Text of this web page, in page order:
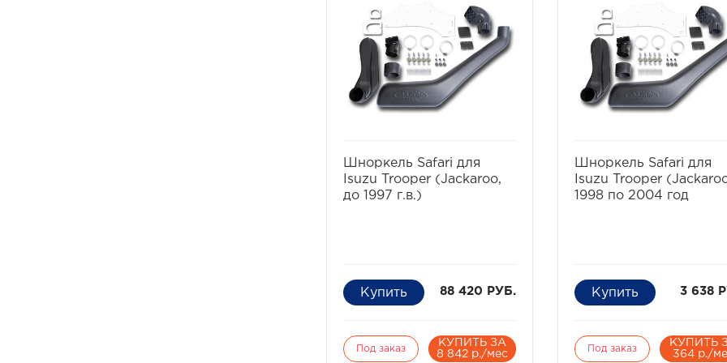
воздухозаборник двигателя.
Он необходим не только когда
капот Вашей машины
погружается под воду. Иногда
двигатель может нахлебаться
воды и на меньшей глубине,
достаточно поднять волну. А
большинстве случаев
попадание воды в цилиндры
работающего двигателя -
коленвалы.
Помимо защиты от воды
шноркель необходим при
прогулках по песчаным
просторам и предназначен
обеспечения постоянного
притока чистого воздуха в
двигатель автомобиля.
забора воздуха с меньшим
содержанием пыли, также
обладает более высокой
В отличие от других
производителей Шноркель
армированного
который убережет
Шноркель Safari для
Isuzu Trooper (Jackaroo,
до 1997 г.в.)
88 420 РУБ.
Под заказ
КУПИТЬ ЗА
8 842 р./мес
Шноркель Safari для
Isuzu Trooper
1998 по 2004 год
3 638
Под заказ
КУПИТЬ
364 р./